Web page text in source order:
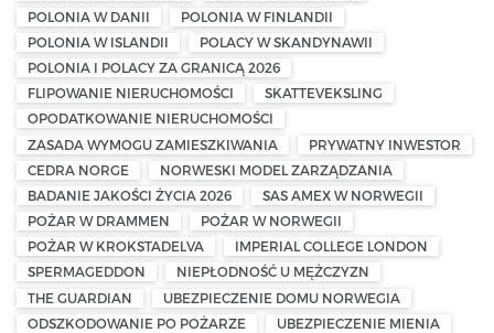
POLONIA W DANII
POLONIA W FINLANDII
POLONIA W ISLANDII
POLACY W SKANDYNAWII
POLONIA I POLACY ZA GRANICĄ 2026
FLIPOWANIE NIERUCHOMOŚCI
SKATTEVEKSLING
OPODATKOWANIE NIERUCHOMOŚCI
ZASADA WYMOGU ZAMIESZKIWANIA
PRYWATNY INWESTOR
CEDRA NORGE
NORWESKI MODEL ZARZĄDZANIA
BADANIE JAKOŚCI ŻYCIA 2026
SAS AMEX W NORWEGII
POŻAR W DRAMMEN
POŻAR W NORWEGII
POŻAR W KROKSTADELVA
IMPERIAL COLLEGE LONDON
SPERMAGEDDON
NIEPŁODNOŚĆ U MĘŻCZYZN
THE GUARDIAN
UBEZPIECZENIE DOMU NORWEGIA
ODSZKODOWANIE PO POŻARZE
UBEZPIECZENIE MIENIA